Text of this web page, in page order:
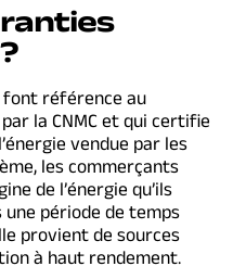
font référence au
la CNMC et qui certifie
vendue par les
les commerçants
de l’énergie qu’ils
période de temps
provient de sources
à haut rendement.